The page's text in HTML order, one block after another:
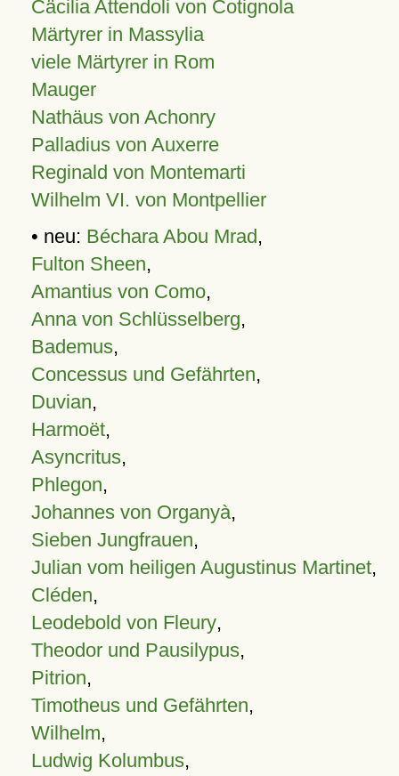
Cäcilia Attendoli von Cotignola
Märtyrer in Massylia
viele Märtyrer in Rom
Mauger
Nathäus von Achonry
Palladius von Auxerre
Reginald von Montemarti
Wilhelm VI. von Montpellier
• neu: Béchara Abou Mrad,
Fulton Sheen,
Amantius von Como,
Anna von Schlüsselberg,
Bademus,
Concessus und Gefährten,
Duvian,
Harmoët,
Asyncritus,
Phlegon,
Johannes von Organyà,
Sieben Jungfrauen,
Julian vom heiligen Augustinus Martinet,
Cléden,
Leodebold von Fleury,
Theodor und Pausilypus,
Pitrion,
Timotheus und Gefährten,
Wilhelm,
Ludwig Kolumbus,